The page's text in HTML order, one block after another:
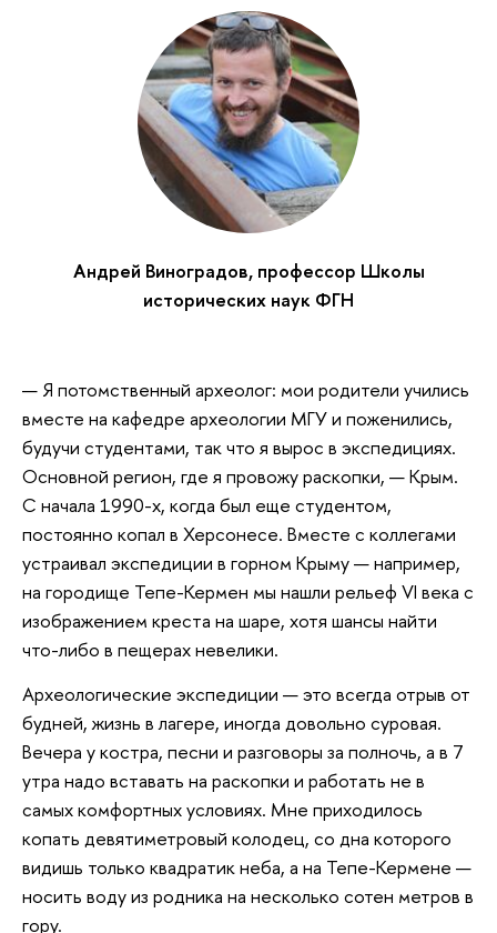
Андрей Виноградов, профессор Школы
исторических наук ФГН
— Я потомственный археолог: мои родители учились
вместе на кафедре археологии МГУ и поженились,
будучи студентами, так что я вырос в экспедициях.
Основной регион, где я провожу раскопки, — Крым.
С начала 1990-х, когда был еще студентом,
постоянно копал в Херсонесе. Вместе с коллегами
устраивал экспедиции в горном Крыму — например,
на городище Тепе-Кермен мы нашли рельеф VI века с
изображением креста на шаре, хотя шансы найти
что-либо в пещерах невелики.
Археологические экспедиции — это всегда отрыв от
будней, жизнь в лагере, иногда довольно суровая.
Вечера у костра, песни и разговоры за полночь, а в 7
утра надо вставать на раскопки и работать не в
самых комфортных условиях. Мне приходилось
копать девятиметровый колодец, со дна которого
видишь только квадратик неба, а на Тепе-Кермене —
носить воду из родника на несколько сотен метров в
гору.